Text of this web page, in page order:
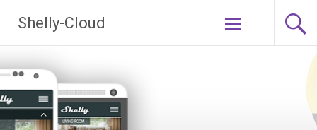
naar
de
Shelly-Cloud